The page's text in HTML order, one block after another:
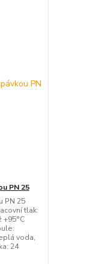
PN 25
PN 25
tlak:
+95°C
voda,
24